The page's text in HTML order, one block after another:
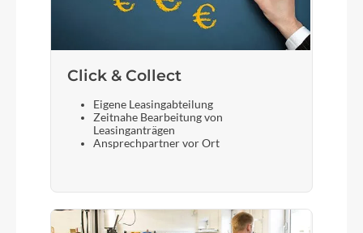
Click & Collect
Eigene Leasingabteilung
Zeitnahe Bearbeitung von
Leasinganträgen
Ansprechpartner vor Ort